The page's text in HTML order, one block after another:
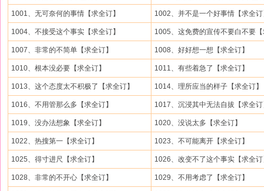
1001、无可奈何的事情【求全订】 1002、并不是一个好事情【求全
1004、不接受这个事实【求全订】 1005、这免费的宣传不要白不要【
1007、非常的不简单【求全订】 1008、好好想一想【求全订】
1010、根本没必要【求全订】 1011、有些着急了【求全订】
1013、这个态度太不积极了【求全订】 1014、理所应当的样子【求全订】
1016、不用管那么多【求全订】 1017、沉浸其中无法自拔【求全
1019、没办法想象【求全订】 1020、没说太多【求全订】
1022、热搜第一【求全订】 1023、不可能离开【求全订】
1025、得寸进尺【求全订】 1026、改变不了这个事实【求全
1028、非常的不开心【求全订】 1029、不用考虑了【求全订】